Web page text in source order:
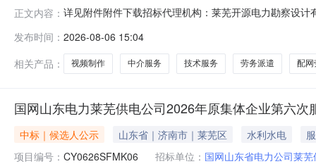
正文内容： 详见附件附件下载招标代理机构：莱芜开源电力勘察设
发布时间： 2026-08-06 15:04
相关产品：
视频制作 中介服务 技术服务 劳务派遣 配网
国网山东电力莱芜供电公司2026年原集体企业第六
中标｜候选人公示 山东省｜济南市｜莱芜区 水利水电
项目编号： CY0626SFMK06 招标单位： 国网山东省电力公司莱